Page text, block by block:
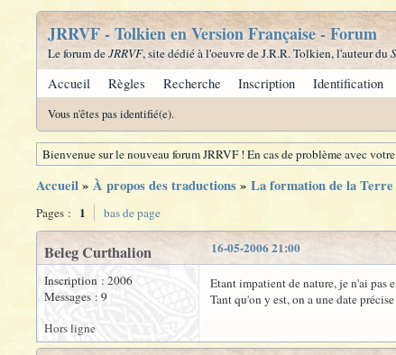
JRRVF - Tolkien en Version Française - Forum
Le forum deJRRVF, site dédié à l'oeuvre de J.R.R. Tolkien, l'auteur du
Accueil Règles Recherche Inscription Identification
Vous n'êtes pas identifié(e).
Bienvenue sur le nouveau forum JRRVF ! En cas de problème avec
Accueil» À propos des traductions» La formation de la
Pages : 1 bas de page
16-05-2006 21:00
Beleg Curthalion
Inscription : 2006
Messages : 9
Etant impatient de nature, je n'ai pas
Tant qu'on y est, on a une date
Hors ligne